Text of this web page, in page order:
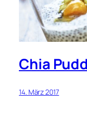
Chia
14. März 2017